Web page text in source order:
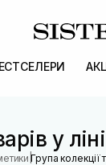
у
|Група колекції